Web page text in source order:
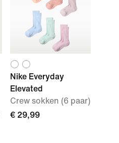
Nike Everyday
Elevated
Crew sokken (6 paar)
€ 29,99